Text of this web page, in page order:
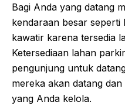
Bagi Anda yang datang
kendaraan besar
kawatir karena tersedia
Ketersediaan lahan
pengunjung untuk
mereka akan datang
yang Anda kelola.